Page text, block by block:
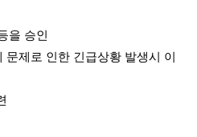
을 승인
문제로 인한 긴급상황 발생시 이